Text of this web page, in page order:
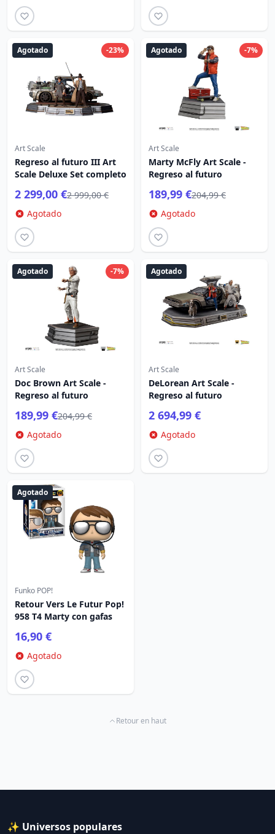
-23%
Agotado
Art Scale
Regreso al futuro III Art
Scale Deluxe Set completo
2 299,00 €2 999,00 €
Agotado
-7%
Agotado
Art Scale
Marty McFly Art Scale -
Regreso al futuro
189,99 €204,99 €
Agotado
-7%
Agotado
Art Scale
Doc Brown Art Scale -
Regreso al futuro
189,99 €204,99 €
Agotado
Agotado
Art Scale
DeLorean Art Scale -
Regreso al futuro
2 694,99 €
Agotado
Agotado
Funko POP!
Retour Vers Le Futur Pop!
958 T4 Marty con gafas
16,90 €
Agotado
Retour en haut
✨ Universos populares